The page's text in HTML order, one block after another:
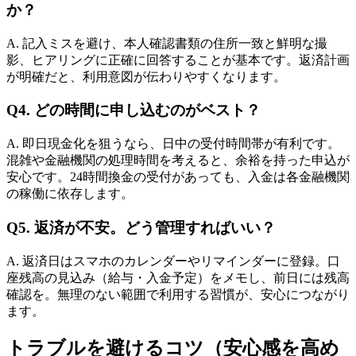
か？
A. 記入ミスを避け、本人確認書類の住所一致と鮮明な撮
影、ヒアリングに正確に回答することが基本です。返済計画
が明確だと、利用意図が伝わりやすくなります。
Q4. どの時間に申し込むのがベスト？
A. 即日現金化を狙うなら、日中の受付時間帯が有利です。
混雑や金融機関の処理時間を考えると、余裕を持った申込が
安心です。24時間換金の受付があっても、入金は各金融機関
の稼働に依存します。
Q5. 返済が不安。どう管理すればいい？
A. 返済日はスマホのカレンダーやリマインダーに登録。口
座残高の見込み（給与・入金予定）をメモし、前日には残高
確認を。無理のない範囲で利用する習慣が、安心につながり
ます。
トラブルを避けるコツ（安心感を高め